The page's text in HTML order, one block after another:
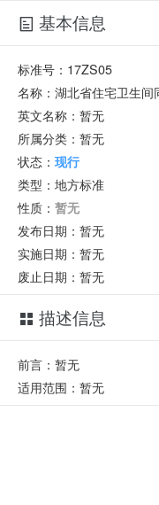
基本信息
标准号： 17ZS05
名称： 湖北省住宅卫生间
英文名称： 暂无
所属分类： 暂无
状态： 现行
类型： 地方标准
性质： 暂无
发布日期： 暂无
实施日期： 暂无
废止日期： 暂无
描述信息
前言：暂无
适用范围：暂无